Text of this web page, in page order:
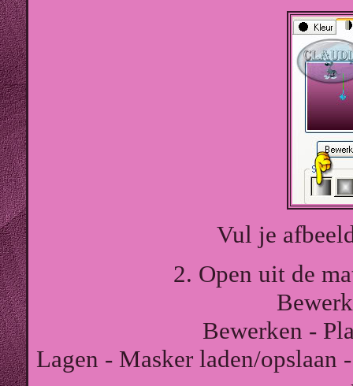
Vul je
2. Open uit de
Bewerken -
Lagen - Masker laden/opslaan